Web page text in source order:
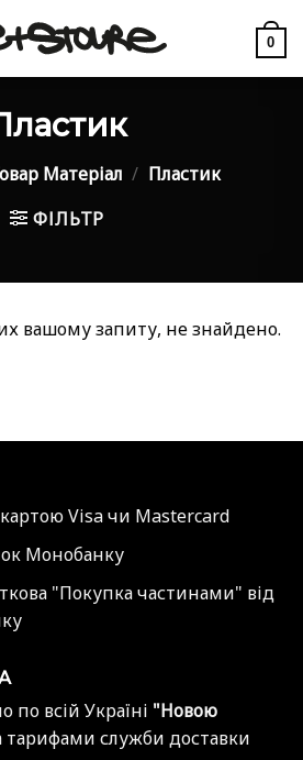
0
Матеріал / Пластик
ФІЛЬТР
вашому запиту, не знайдено.
Visa чи Mastercard
Монобанку
"Покупка частинами" від
по всій Україні "Новою
тарифами служби доставки